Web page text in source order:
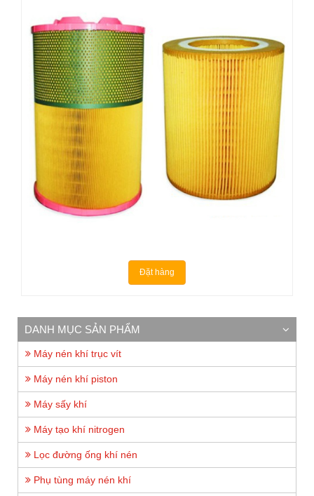
Đặt hàng
DANH MỤC SẢN PHẨM
Máy nén khí trục vít
Máy nén khí piston
Máy sấy khí
Máy tạo khí nitrogen
Lọc đường ống khí nén
Phụ tùng máy nén khí